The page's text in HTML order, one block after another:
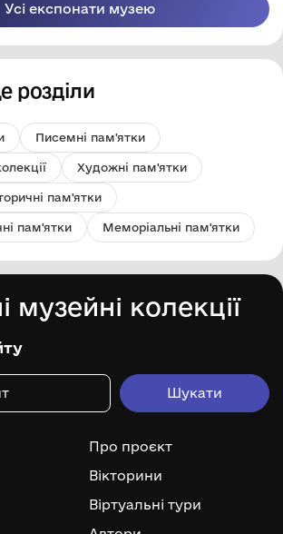
Усі експонати музею
розділи
Писемні пам'ятки
Художні пам'ятки
пам'ятки
пам'ятки Меморіальні пам'ятки
музейні колекції
Про проєкт
Вікторини
Віртуальні тури